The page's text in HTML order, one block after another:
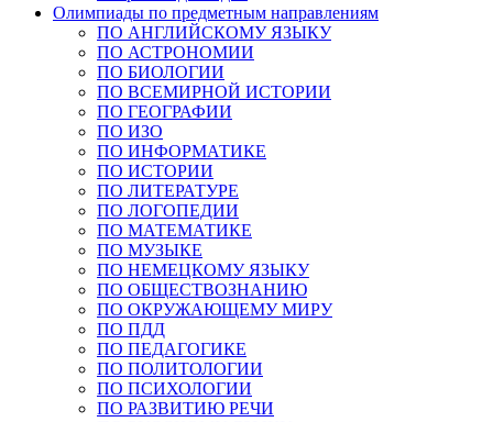
Олимпиады по предметным направлениям
ПО АНГЛИЙСКОМУ ЯЗЫКУ
ПО АСТРОНОМИИ
ПО БИОЛОГИИ
ПО ВСЕМИРНОЙ ИСТОРИИ
ПО ГЕОГРАФИИ
ПО ИЗО
ПО ИНФОРМАТИКЕ
ПО ИСТОРИИ
ПО ЛИТЕРАТУРЕ
ПО ЛОГОПЕДИИ
ПО МАТЕМАТИКЕ
ПО МУЗЫКЕ
ПО НЕМЕЦКОМУ ЯЗЫКУ
ПО ОБЩЕСТВОЗНАНИЮ
ПО ОКРУЖАЮЩЕМУ МИРУ
ПО ПДД
ПО ПЕДАГОГИКЕ
ПО ПОЛИТОЛОГИИ
ПО ПСИХОЛОГИИ
ПО РАЗВИТИЮ РЕЧИ